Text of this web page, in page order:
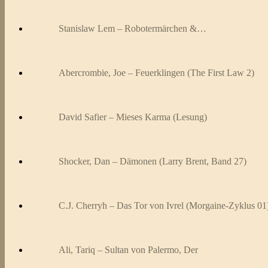
Stanislaw Lem – Robotermärchen &…
Abercrombie, Joe – Feuerklingen (The First Law 2)
David Safier – Mieses Karma (Lesung)
Shocker, Dan – Dämonen (Larry Brent, Band 27)
C.J. Cherryh – Das Tor von Ivrel (Morgaine-Zyklus
Ali, Tariq – Sultan von Palermo, Der